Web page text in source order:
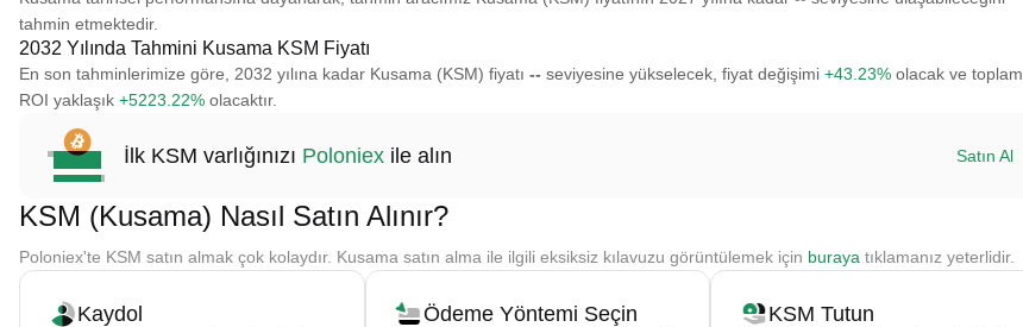
tahmin etmektedir.
2032 Yılında Tahmini Kusama KSM Fiyatı
En son tahminlerimize göre, 2032 yılına kadar Kusama (KSM) fiyatı -- seviyesine yükselecek, fiyat değişimi +43.23% olacak ve toplam
ROI yaklaşık +5223.22% olacaktır.
İlk KSM varlığınızı Poloniex ile alın Satın Al
KSM (Kusama) Nasıl Satın Alınır?
Poloniex'te KSM satın almak çok kolaydır. Kusama satın alma ile ilgili eksiksiz kılavuzu görüntülemek için buraya tıklamanız yeterlidir.
Kaydol Ödeme Yöntemi Seçin KSM Tutun